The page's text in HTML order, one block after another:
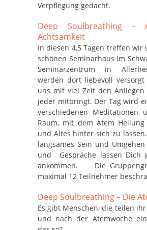
Verpflegung gedacht.
Deep Soulbreathing –
Achtsamkeit
In diesen 4,5 Tagen treffen wir
schönen Seminarhaus im
Seminarzentrum in
werden dort liebevoll
uns mit viel Zeit den Anliegen
jeder mitbringt. Der Tag wird
verschiedenen Meditationen
Raum, mit dem Atem
und Altes hinter sich zu
langsames Sein und
und Gespräche lassen Dich
ankommen. Die
maximal 12 Teilnehmer
Deep Soulbreathing – Die
Es gibt Menschen, die teilen
und nach der Atemwoche